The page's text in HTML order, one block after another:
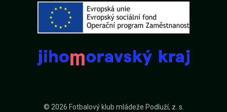
© 2026 Fotbalový klub mládeže Podluží, z. s.